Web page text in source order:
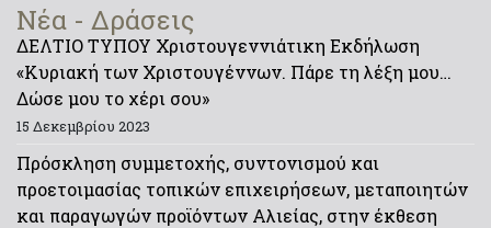
Νέα - Δράσεις
ΔΕΛΤΙΟ ΤΥΠΟΥ Χριστουγεννιάτικη Εκδήλωση
«Κυριακή των Χριστουγέννων. Πάρε τη λέξη μου…
Δώσε μου το χέρι σου»
15 Δεκεμβρίου 2023
Πρόσκληση συμμετοχής, συντονισμού και
προετοιμασίας τοπικών επιχειρήσεων, μεταποιητών
και παραγωγών προϊόντων Αλιείας, στην έκθεση